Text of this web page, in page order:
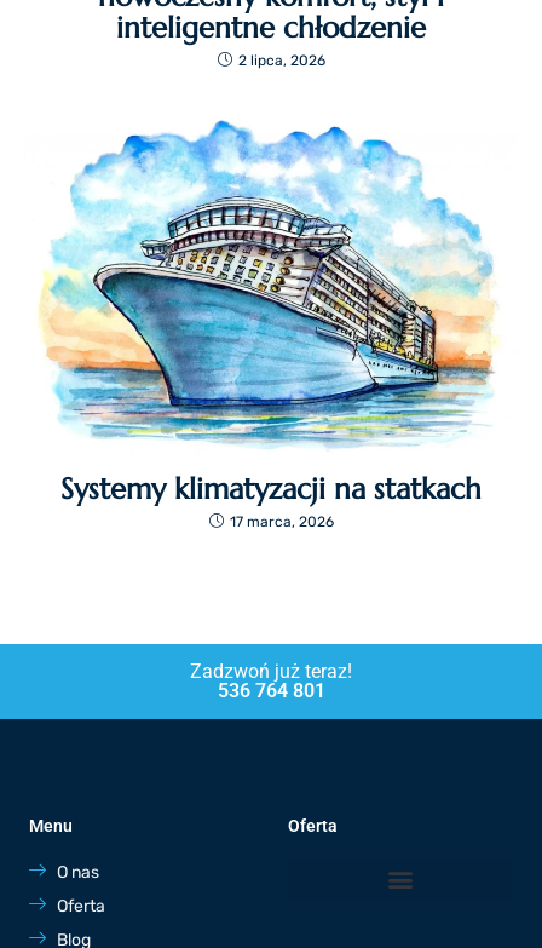
inteligentne chłodzenie
2 lipca, 2026
Systemy klimatyzacji na statkach
17 marca, 2026
Zadzwoń już teraz!
536 764 801
Menu
O nas
Oferta
Blog
Oferta